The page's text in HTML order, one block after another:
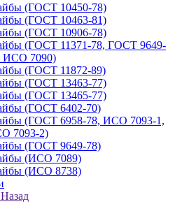
(ГОСТ 10450-78)
(ГОСТ 10463-81)
(ГОСТ 10906-78)
(ГОСТ 11371-78, ГОСТ 9649-
ИСО 7090)
(ГОСТ 11872-89)
(ГОСТ 13463-77)
(ГОСТ 13465-77)
(ГОСТ 6402-70)
(ГОСТ 6958-78, ИСО 7093-1,
7093-2)
(ГОСТ 9649-78)
(ИСО 7089)
(ИСО 8738)
Назад